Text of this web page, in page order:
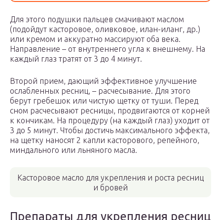
Для этого подушки пальцев смачивают маслом
(подойдут касторовое, оливковое, илан-иланг, др.)
или кремом и аккуратно массируют оба века.
Направление – от внутреннего угла к внешнему. На
каждый глаз тратят от 3 до 4 минут.
Второй прием, дающий эффективное улучшение
ослабленных ресниц, – расчесывание. Для этого
берут гребешок или чистую щетку от туши. Перед
сном расчесывают ресницы, продвигаются от корней
к кончикам. На процедуру (на каждый глаз) уходит от
3 до 5 минут. Чтобы достичь максимального эффекта,
на щетку наносят 2 капли касторового, репейного,
миндального или льняного масла.
Касторовое масло для укрепления и роста ресниц
и бровей
Препараты для укрепления ресниц